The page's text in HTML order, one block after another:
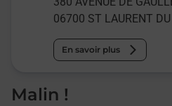
06700 ST LAURENT DU
En savoir plus
Malin !